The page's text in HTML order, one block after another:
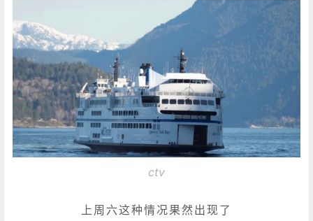
ctv
上周六这种情况果然出现了